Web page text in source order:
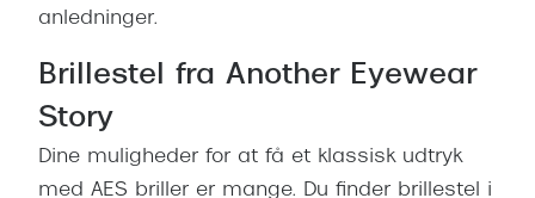
anledninger.
Brillestel fra Another Eyewear
Story
Dine muligheder for at få et klassisk udtryk
med AES briller er mange. Du finder brillestel i